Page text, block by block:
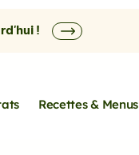
!
Recettes & Menus